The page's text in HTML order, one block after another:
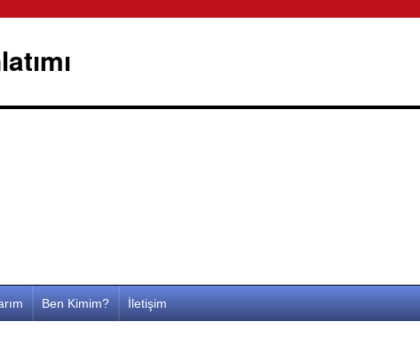
Ben Kimim? İletişim